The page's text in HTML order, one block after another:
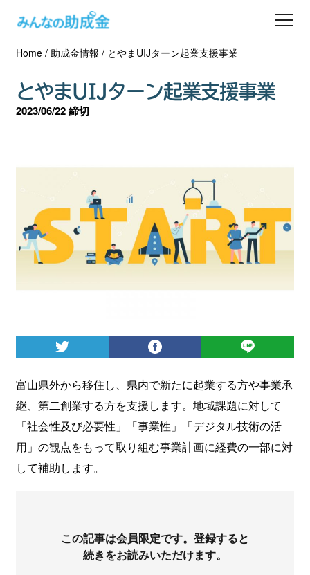
助成金を探す
士業の方へ
ダウンロード
会員登録
Home/ 助成金情報 / とやまUIJターン起業支援事業
とやまUIJターン起業支援事業
2023/06/22 締切
富山県外から移住し、県内で新たに起業する方や事業承
継、第二創業する方を支援します。地域課題に対して
「社会性及び必要性」「事業性」「デジタル技術の活
用」の観点をもって取り組む事業計画に経費の一部に対
して補助します。
この記事は会員限定です。登録すると
続きをお読みいただけます。